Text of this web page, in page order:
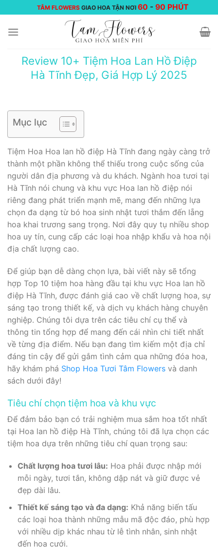
đến
nội
TÂM FLOWERS GIAO HOA TẬN NƠI 60 -90 PHÚT
Review 10+ Tiệm Hoa Lan Hồ Điệp
Hà Tĩnh Đẹp, Giá Hợp Lý 2025
Mục lục
Tiệm Hoa Hoa lan hồ điệp Hà Tĩnh đang ngày càng trở
thành một phần không thể thiếu trong cuộc sống của
người dân địa phương và du khách. Ngành hoa tươi tại
Hà Tĩnh nói chung và khu vực Hoa lan hồ điệp nói
riêng đang phát triển mạnh mẽ, mang đến những lựa
chọn đa dạng từ bó hoa sinh nhật tươi thắm đến lẵng
hoa khai trương sang trọng. Nơi đây quy tụ nhiều shop
hoa uy tín, cung cấp các loại hoa nhập khẩu và hoa nội
địa chất lượng cao.
Để giúp bạn dễ dàng chọn lựa, bài viết này sẽ tổng
hợp Top 10 tiệm hoa hàng đầu tại khu vực Hoa lan hồ
điệp Hà Tĩnh, được đánh giá cao về chất lượng hoa, sự
sáng tạo trong thiết kế, và dịch vụ khách hàng chuyên
nghiệp. Chúng tôi dựa trên các tiêu chí cụ thể và
thông tin tổng hợp để mang đến cái nhìn chi tiết nhất
về từng địa điểm. Nếu bạn đang tìm kiếm một địa chỉ
đáng tin cậy để gửi gắm tình cảm qua những đóa hoa,
hãy khám phá Shop Hoa Tươi Tâm Flowers và danh
sách dưới đây!
Tiêu chí chọn tiệm hoa và khu vực
Để đảm bảo bạn có trải nghiệm mua sắm hoa tốt nhất
tại Hoa lan hồ điệp Hà Tĩnh, chúng tôi đã lựa chọn các
tiệm hoa dựa trên những tiêu chí quan trọng sau:
Chất lượng hoa tươi lâu: Hoa phải được nhập mới
mỗi ngày, tươi tắn, không dập nát và giữ được vẻ
đẹp dài lâu.
Thiết kế sáng tạo và đa dạng: Khả năng biến tấu
các loại hoa thành những mẫu mã độc đáo, phù hợp
với nhiều dịp khác nhau từ lễ tình nhân, sinh nhật
đến hoa cưới.